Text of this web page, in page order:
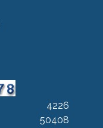
4226
50408